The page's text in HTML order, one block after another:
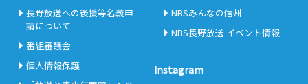
長野放送への後援等名義申
請について
番組審議会
個人情報保護
NBSみんなの信州
NBS長野放送 イベント情報
Instagram